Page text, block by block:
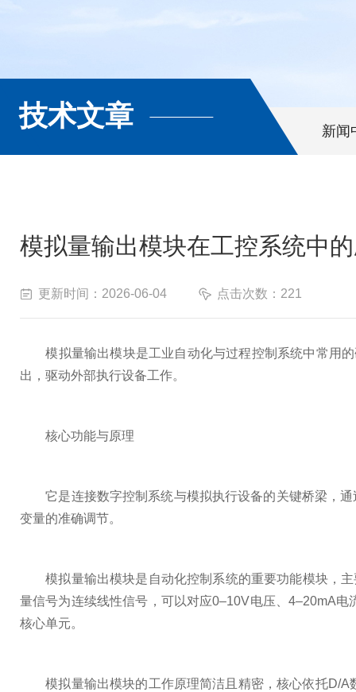
技术文章 新闻
模拟量输出模块在工控系统中
更新时间：2026-06-04 点击次数：221
模拟量输出模块‌是工业自动化与过程控制系统中常用的
出，驱动外部执行设备工作。
核心功能与原理
它是连接数字控制系统与模拟执行设备的关键桥梁，通
变量的准确调节。
模拟量输出模块是自动化控制系统的重要功能模块，主
量信号为连续线性信号，可以对应0–10V电压、4–20mA
核心单元。
模拟量输出模块的工作原理简洁且精密，核心依托D/A